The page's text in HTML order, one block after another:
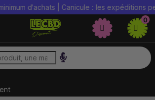
d'achats | Canicule : les expéditions peuvent
0